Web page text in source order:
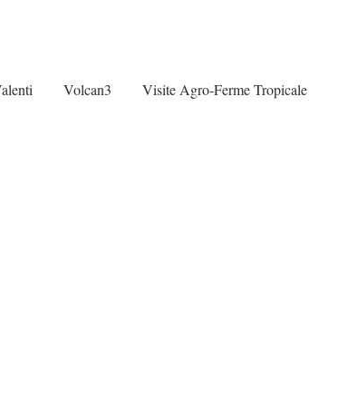
Volcan3 Visite Agro-Ferme Tropicale